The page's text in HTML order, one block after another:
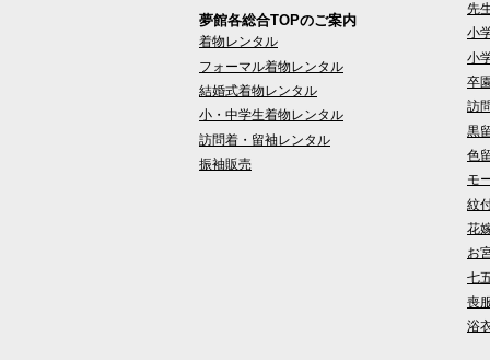
夢館各総合TOPのご案内
着物レンタル
フォーマル着物レンタル
結婚式着物レンタル
小・中学生着物レンタル
訪問着・留袖レンタル
振袖販売
先
小
小
卒
訪
黒
色
モ
紋
花
お
七
喪
浴